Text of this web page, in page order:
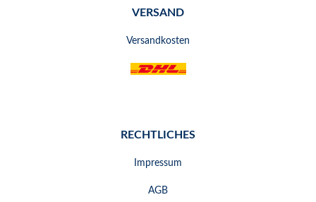
VERSAND
Versandkosten
RECHTLICHES
Impressum
AGB